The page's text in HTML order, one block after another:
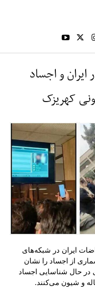
ایران و اجساد
کهریزک
ایران در شبکه‌های
از اجساد را نشان
در حال شناسایی اجساد
و شیون می‌کنند.